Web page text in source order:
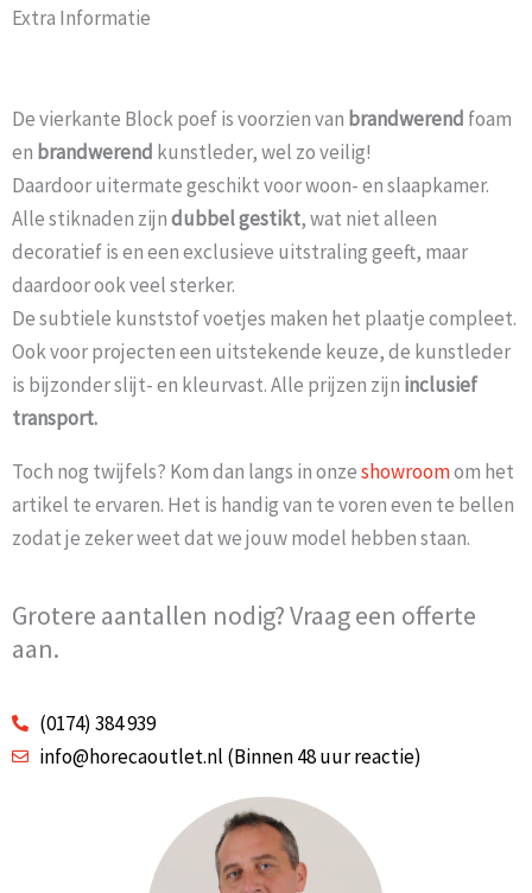
Extra Informatie
De vierkante Block poef is voorzien van brandwerend foam
en brandwerend kunstleder, wel zo veilig!
Daardoor uitermate geschikt voor woon- en slaapkamer.
Alle stiknaden zijndubbel gestikt, wat niet alleen
decoratief is en een exclusieve uitstraling geeft, maar
daardoor ook veel sterker.
De subtiele kunststof voetjes maken het plaatje compleet.
Ook voor projecten een uitstekende keuze, de kunstleder
is bijzonder slijt- en kleurvast. Alle prijzen zijn inclusief
transport.
Toch nog twijfels? Kom dan langs in onzeshowroomom het
artikel te ervaren. Het is handig van te voren even te bellen
zodat je zeker weet dat we jouw model hebben staan.
Grotere aantallen nodig? Vraag een offerte
aan.
(0174) 384 939
info@horecaoutlet.nl (Binnen 48 uur reactie)